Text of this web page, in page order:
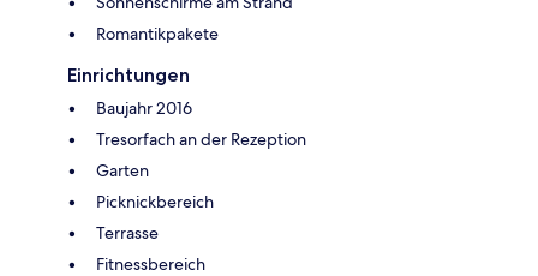
Romantikpakete
Einrichtungen
Baujahr 2016
Tresorfach an der Rezeption
Garten
Picknickbereich
Terrasse
Fitnessbereich